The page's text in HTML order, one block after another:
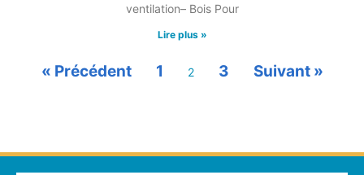
ventilation– Bois Pour
Lire plus »
« Précédent 1 2 3 Suivant »